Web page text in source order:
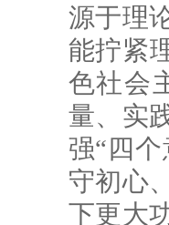
源于理
能拧紧
色社会
量、实
强“四
守初心
下更大